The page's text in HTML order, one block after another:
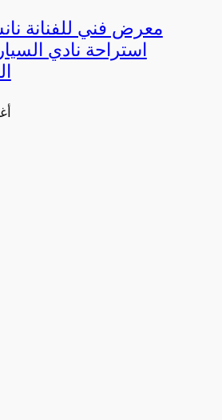
معرض فني للفنانة
استراحة نادي